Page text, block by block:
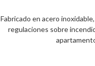
Fabricado en acero
regulaciones sobre